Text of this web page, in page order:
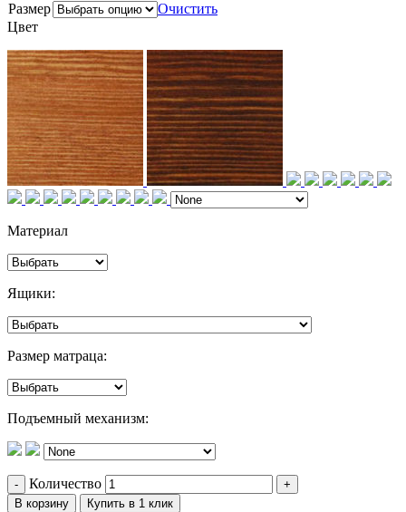
Размер
Очистить
Цвет
Материал
Ящики:
Размер матраца:
Подъемный механизм:
Количество
В корзину Купить в 1 клик